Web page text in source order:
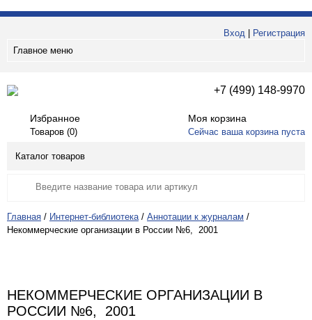
Вход
Регистрация
Главное меню
+7 (499) 148-9970
Избранное
Товаров (0)
Моя корзина
Сейчас ваша корзина пуста
Каталог товаров
Главная / Интернет-библиотека / Аннотации к журналам /
Некоммерческие организации в России №6, 2001
НЕКОММЕРЧЕСКИЕ ОРГАНИЗАЦИИ В
РОССИИ №6, 2001